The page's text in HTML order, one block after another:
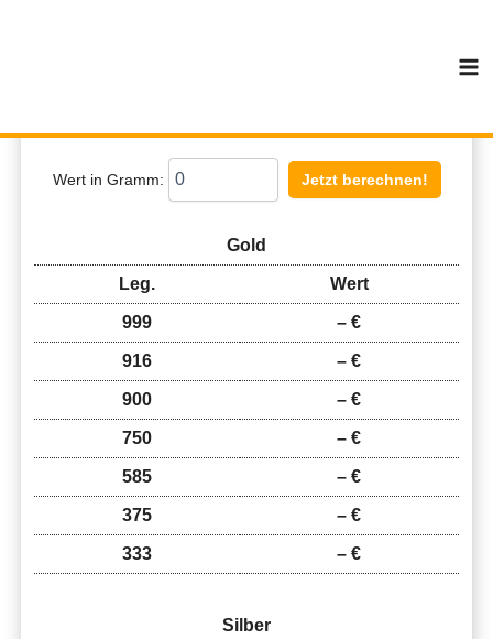
Wert in Gramm: Jetzt berechnen!
Gold
Leg. Wert
999 – €
916 – €
900 – €
750 – €
585 – €
375 – €
333 – €
Silber